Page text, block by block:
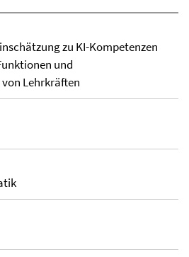
zu KI-Kompetenzen
und
Lehrkräften